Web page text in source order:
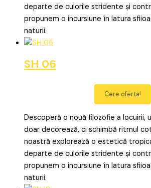
departe de culorile stridente și
propunem o incursiune în latura
naturii.
SH 06
Cere oferta!
Descoperă o nouă filozofie a locuirii,
doar decorează, ci schimbă ritmul
noastră explorează o estetică
departe de culorile stridente și
propunem o incursiune în latura
naturii.